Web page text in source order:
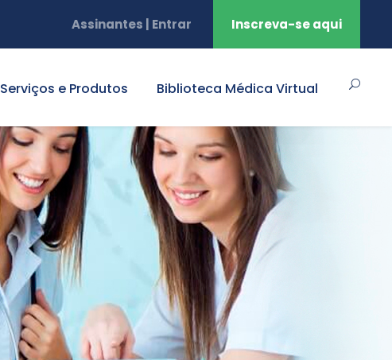
Assinantes | Entrar Inscreva-se aqui
Serviços e Produtos Biblioteca Médica Virtual